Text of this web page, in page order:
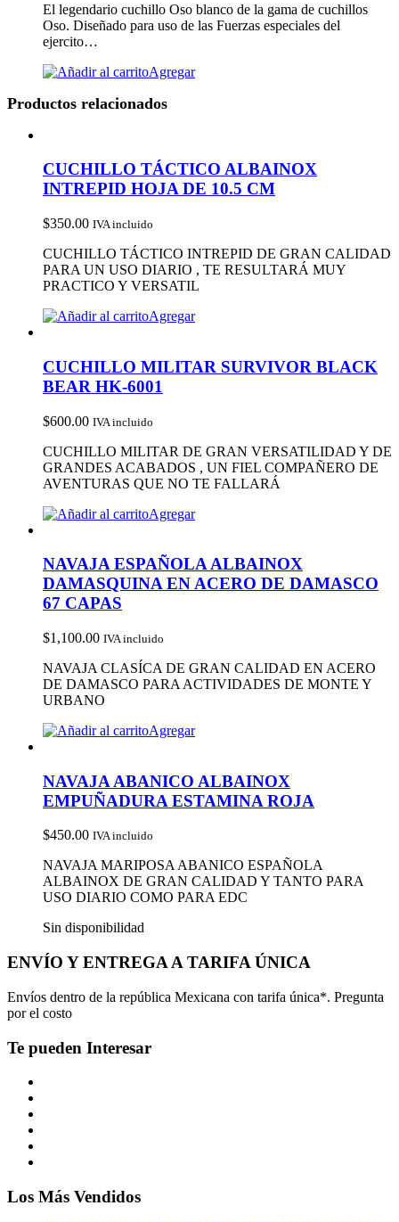
El legendario cuchillo Oso blanco de la gama de cuchillos
Oso. Diseñado para uso de las Fuerzas especiales del
ejercito…
Agregar
Productos relacionados
CUCHILLO TÁCTICO ALBAINOX
INTREPID HOJA DE 10.5 CM
$350.00 IVA incluido
CUCHILLO TÁCTICO INTREPID DE GRAN CALIDAD
PARA UN USO DIARIO , TE RESULTARÁ MUY
PRACTICO Y VERSATIL
Agregar
CUCHILLO MILITAR SURVIVOR BLACK
BEAR HK-6001
$600.00 IVA incluido
CUCHILLO MILITAR DE GRAN VERSATILIDAD Y DE
GRANDES ACABADOS , UN FIEL COMPAÑERO DE
AVENTURAS QUE NO TE FALLARÁ
Agregar
NAVAJA ESPAÑOLA ALBAINOX
DAMASQUINA EN ACERO DE DAMASCO
67 CAPAS
$1,100.00 IVA incluido
NAVAJA CLASÍCA DE GRAN CALIDAD EN ACERO
DE DAMASCO PARA ACTIVIDADES DE MONTE Y
URBANO
Agregar
NAVAJA ABANICO ALBAINOX
EMPUÑADURA ESTAMINA ROJA
$450.00 IVA incluido
NAVAJA MARIPOSA ABANICO ESPAÑOLA
ALBAINOX DE GRAN CALIDAD Y TANTO PARA
USO DIARIO COMO PARA EDC
Sin disponibilidad
ENVÍO Y ENTREGA A TARIFA ÚNICA
Envíos dentro de la república Mexicana con tarifa única*. Pregunta
por el costo
Te pueden Interesar
Los Más Vendidos